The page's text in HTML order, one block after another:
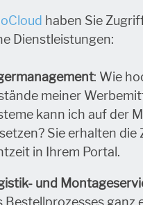
haben Sie
Dienstleistungen:
: Wie
meiner
kann ich auf der
Sie erhalten die
in Ihrem Portal.
und